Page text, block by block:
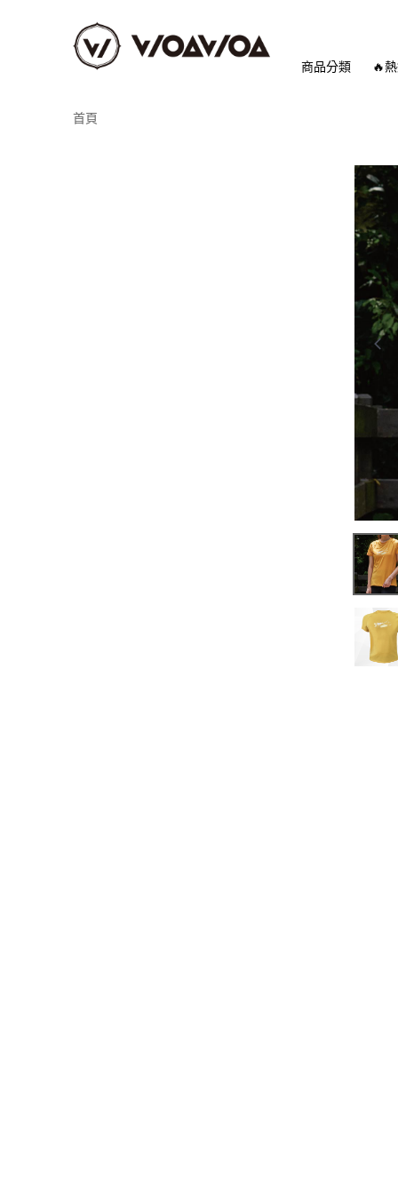
商品分類 🔥
首頁